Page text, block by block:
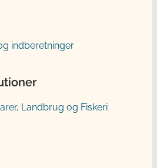
indberetninger
Landbrug og Fiskeri